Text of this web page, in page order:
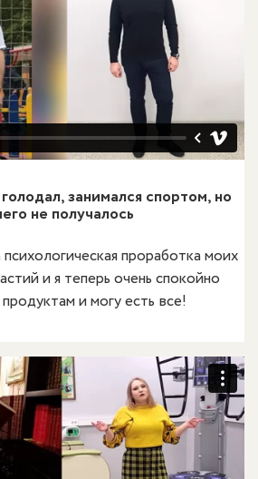
занимался спортом, но
не получалось
проработка моих
и я теперь очень спокойно
и могу есть все!